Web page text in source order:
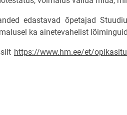
edastavad õpetajad
ka ainetevahelist
https://www.hm.ee/et/